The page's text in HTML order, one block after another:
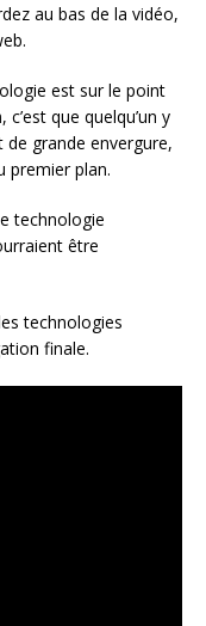
au bas de la vidéo,
est sur le point
que quelqu’un y
de grande envergure,
premier plan.
technologie
être
technologies
finale.